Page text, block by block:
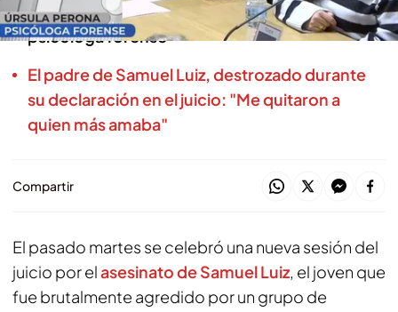
Conectamos en directo con Úrsula Perona,
psicóloga forense
El padre de Samuel Luiz, destrozado durante
su declaración en el juicio: "Me quitaron a
quien más amaba"
Compartir
El pasado martes se celebró una nueva sesión del
juicio por elasesinato de Samuel Luiz, el joven que
fue brutalmente agredido por un grupo de